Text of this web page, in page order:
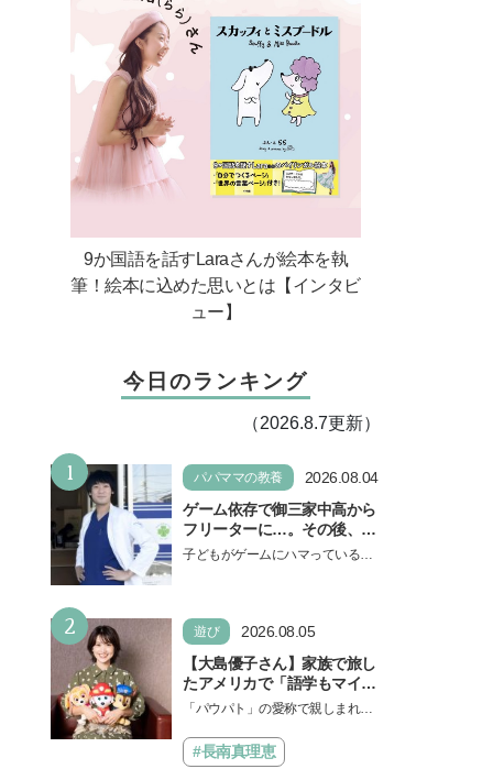
9か国語を話すLaraさんが絵本を執
筆！絵本に込めた思いとは【インタビ
ュー】
今日のランキング
（2026.8.7更新）
1 パパママの教養
2026.08.04
ゲーム依存で御三家中高から
フリーターに…。その後、医
学部へ逆転合格した現役医師
子どもがゲームにハマっている
2 遊び
2026.08.05
【大島優子さん】家族で旅し
たアメリカで「語学もマイン
ドも！ 子どもの成長はすごか
『パウ・パトロール ザ・ダイ
ノ・ムービー』ではあきらめ
「パウパト」の愛称で親しまれる
の劇場版シリーズ第3弾、映画『パ
#長南真理恵